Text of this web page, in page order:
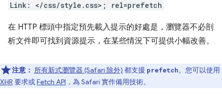
Link: </css/style.css>; rel=prefetch
在 HTTP 標頭中指定預先載入提示的好處是，瀏覽器不必剖
析文件即可找到資源提示，在某些情況下可提供小幅改善。
注意： 所有新式瀏覽器 (Safari 除外) 都支援 prefetch。您可以使用
XHR 要求或Fetch API ，為 Safari 實作備用技術。